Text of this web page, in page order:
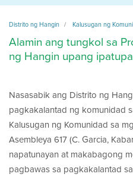
Distrito ng Hangin Kalusugan ng
Alamin ang tungkol sa
ng Hangin upang
Nasasabik ang Distrito ng
pagkakalantad ng komunidad
Kalusugan ng Komunidad sa
Asembleya 617 (C. Garcia,
napatunayan at makabagong
pagbawas sa pagkakalantad